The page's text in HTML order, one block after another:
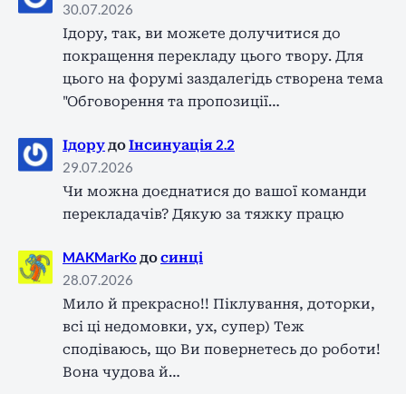
30.07.2026
Ідору, так, ви можете долучитися до
покращення перекладу цього твору. Для
цього на форумі заздалегідь створена тема
"Обговорення та пропозиції…
Ідору доІнсинуація 2.2
29.07.2026
Чи можна доєднатися до вашої команди
перекладачів? Дякую за тяжку працю
MAKMarKo досинці
28.07.2026
Мило й прекрасно!! Піклування, доторки,
всі ці недомовки, ух, супер) Теж
сподіваюсь, що Ви повернетесь до роботи!
Вона чудова й…